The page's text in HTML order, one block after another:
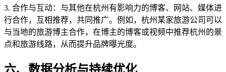
3. 合作与互动：与其他在杭州有影响力的博客、网站、媒体进
行合作，互相推荐，共同推广。例如，杭州某家旅游公司可以
与当地的旅游博主合作，在博主的博客或视频中推荐杭州的景
点和旅游线路，从而提升品牌曝光度。